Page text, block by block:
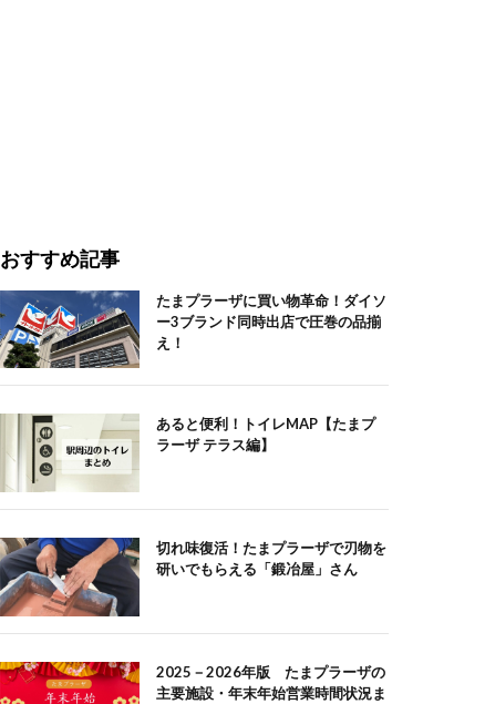
おすすめ記事
たまプラーザに買い物革命！ダイソ
ー3ブランド同時出店で圧巻の品揃
え！
あると便利！トイレMAP【たまプ
ラーザ テラス編】
切れ味復活！たまプラーザで刃物を
研いでもらえる「鍛冶屋」さん
2025－2026年版 たまプラーザの
主要施設・年末年始営業時間状況ま